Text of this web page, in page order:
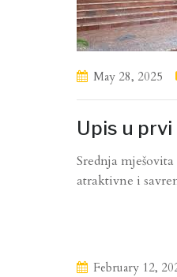
May 28, 2025
Upis u
Srednja
atraktivne i
February 12,